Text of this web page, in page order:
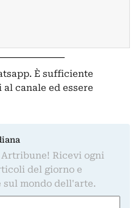
È sufficiente
canale ed essere
Ricevi ogni
del giorno e
mondo dell'arte.